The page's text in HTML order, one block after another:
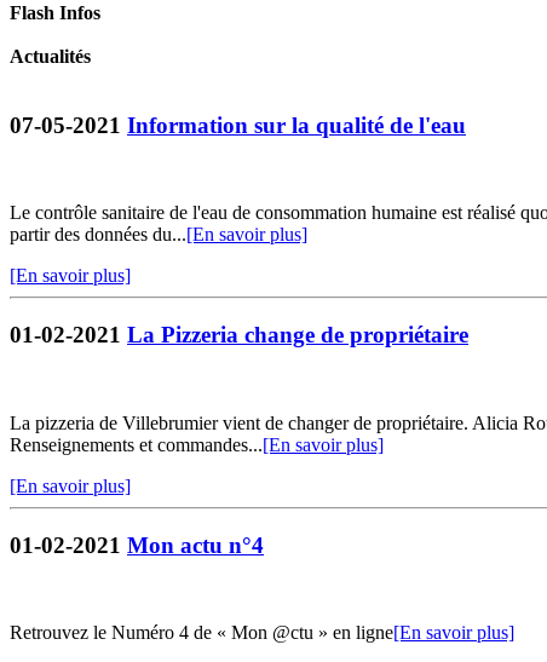
Flash Infos
Actualités
07-05-2021 Information sur la qualité de l'eau
Le contrôle sanitaire de l'eau de consommation humaine est réalisé
partir des données du...[En savoir plus]
[En savoir plus]
01-02-2021 La Pizzeria change de propriétaire
La pizzeria de Villebrumier vient de changer de propriétaire. Alicia
Renseignements et commandes...[En savoir plus]
[En savoir plus]
01-02-2021 Mon actu n°4
Retrouvez le Numéro 4 de « Mon @ctu » en ligne[En savoir plus]